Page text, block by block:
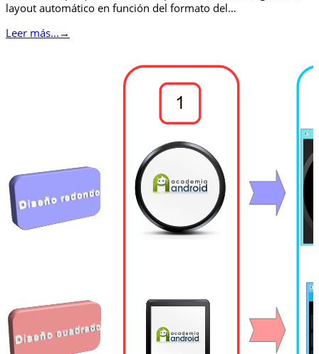
layout automático en función del formato del…
Leer más... →